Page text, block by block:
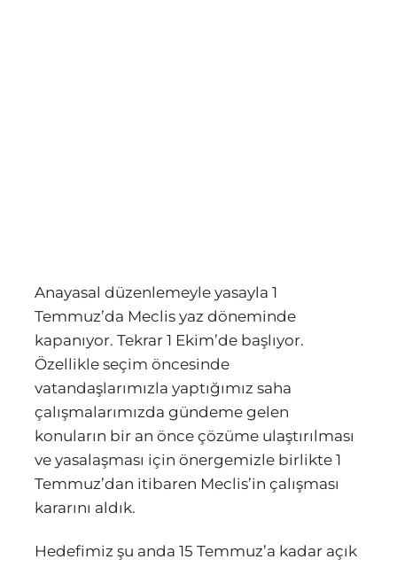
Anayasal düzenlemeyle yasayla 1
Temmuz’da Meclis yaz döneminde
kapanıyor. Tekrar 1 Ekim’de başlıyor.
Özellikle seçim öncesinde
vatandaşlarımızla yaptığımız saha
çalışmalarımızda gündeme gelen
konuların bir an önce çözüme ulaştırılması
ve yasalaşması için önergemizle birlikte 1
Temmuz’dan itibaren Meclis’in çalışması
kararını aldık.
Hedefimiz şu anda 15 Temmuz’a kadar açık